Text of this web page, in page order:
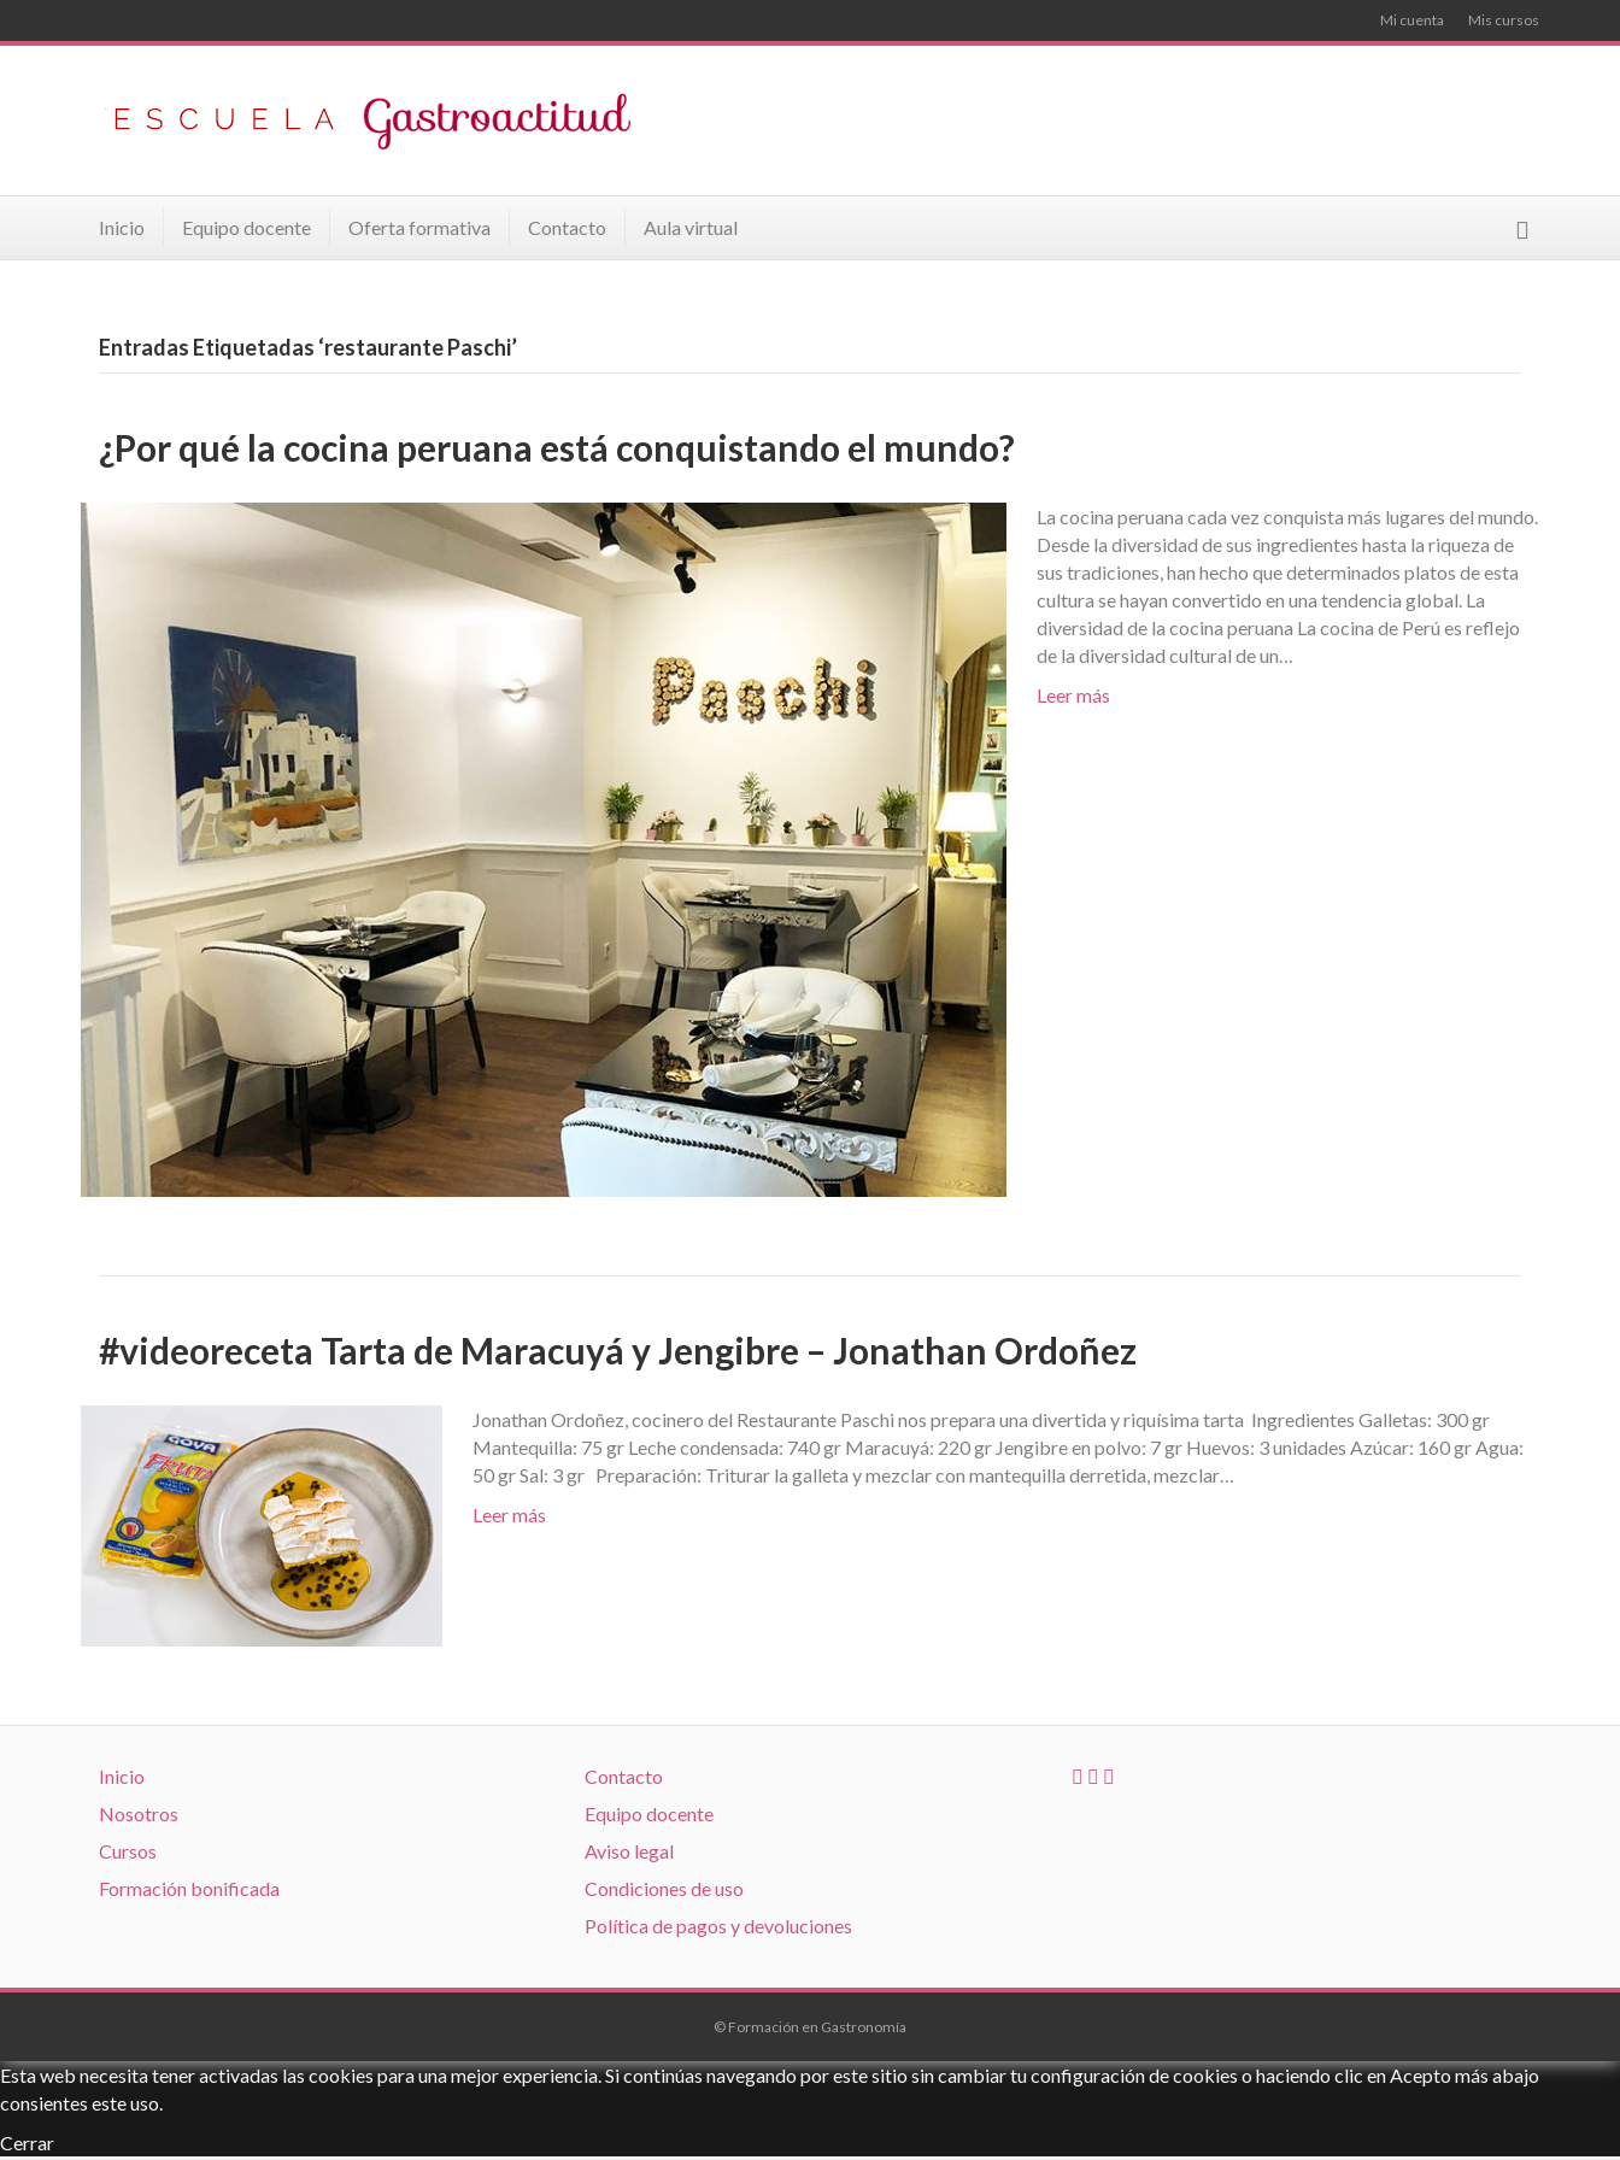
Mi cuenta Mis cursos
Inicio Equipo docente Oferta formativa Contacto Aula virtual
Entradas Etiquetadas ‘restaurante Paschi’
¿Por qué la cocina peruana está conquistando el mundo?
La cocina peruana cada vez conquista más lugares del mundo.
Desde la diversidad de sus ingredientes hasta la riqueza de
sus tradiciones, han hecho que determinados platos de esta
cultura se hayan convertido en una tendencia global. La
diversidad de la cocina peruana La cocina de Perú es reflejo
de la diversidad cultural de un…
Leer más
#videoreceta Tarta de Maracuyá y Jengibre – Jonathan Ordoñez
Jonathan Ordoñez, cocinero del Restaurante Paschi nos prepara una divertida y riquísima tarta Ingredientes Galletas: 300 gr
Mantequilla: 75 gr Leche condensada: 740 gr Maracuyá: 220 gr Jengibre en polvo: 7 gr Huevos: 3 unidades Azúcar: 160 gr Agua:
50 gr Sal: 3 gr Preparación: Triturar la galleta y mezclar con mantequilla derretida, mezclar…
Leer más
Inicio
Nosotros
Cursos
Formación bonificada
Contacto
Equipo docente
Aviso legal
Condiciones de uso
Política de pagos y devoluciones
© Formación en Gastronomía
Esta web necesita tener activadas las cookies para una mejor experiencia. Si continúas navegando por este sitio sin cambiar tu configuración de cookies o haciendo clic en Acepto más abajo
consientes este uso.
Cerrar